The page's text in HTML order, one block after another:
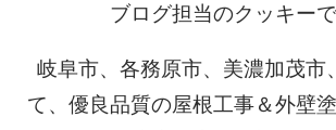
ブログ担当のクッキー
岐阜市、各務原市、美濃加茂市
て、優良品質の屋根工事＆外壁